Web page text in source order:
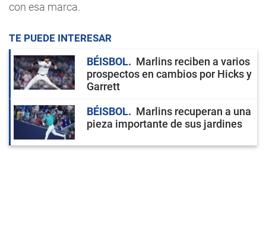
con esa marca.
TE PUEDE INTERESAR
BÉISBOL
Marlins reciben a varios
prospectos en cambios por Hicks y
Garrett
BÉISBOL
Marlins recuperan a una
pieza importante de sus jardines